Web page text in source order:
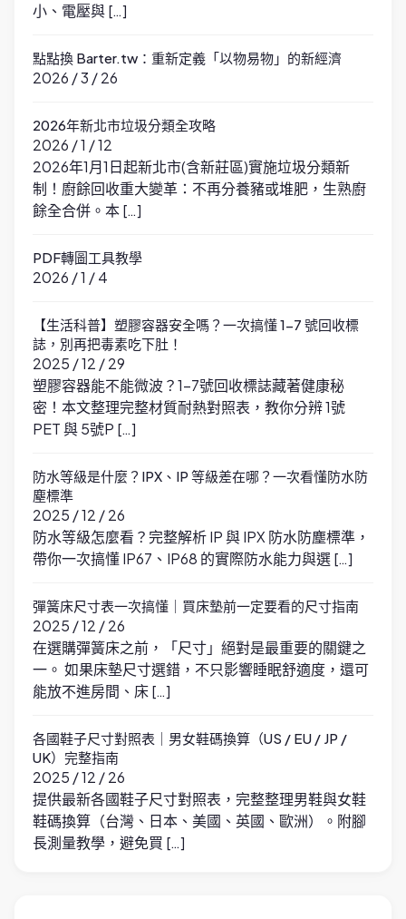
小、電壓與 […]
點點換 Barter.tw：重新定義「以物易物」的新經濟
2026 / 3 / 26
2026年新北市垃圾分類全攻略
2026 / 1 / 12
2026年1月1日起新北市(含新莊區)實施垃圾分類新
制！廚餘回收重大變革：不再分養豬或堆肥，生熟廚
餘全合併。本 […]
PDF轉圖工具教學
2026 / 1 / 4
【生活科普】塑膠容器安全嗎？一次搞懂 1-7 號回收標
誌，別再把毒素吃下肚！
2025 / 12 / 29
塑膠容器能不能微波？1-7號回收標誌藏著健康秘
密！本文整理完整材質耐熱對照表，教你分辨 1號
PET 與 5號P […]
防水等級是什麼？IPX、IP 等級差在哪？一次看懂防水防
塵標準
2025 / 12 / 26
防水等級怎麼看？完整解析 IP 與 IPX 防水防塵標準，
帶你一次搞懂 IP67、IP68 的實際防水能力與選 […]
彈簧床尺寸表一次搞懂｜買床墊前一定要看的尺寸指南
2025 / 12 / 26
在選購彈簧床之前，「尺寸」絕對是最重要的關鍵之
一。 如果床墊尺寸選錯，不只影響睡眠舒適度，還可
能放不進房間、床 […]
各國鞋子尺寸對照表｜男女鞋碼換算（US / EU / JP /
UK）完整指南
2025 / 12 / 26
提供最新各國鞋子尺寸對照表，完整整理男鞋與女鞋
鞋碼換算（台灣、日本、美國、英國、歐洲）。附腳
長測量教學，避免買 […]